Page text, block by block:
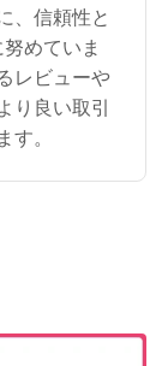
、信頼性と
めていま
レビューや
り良い取引
す。